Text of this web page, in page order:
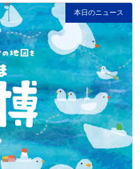
本日のニュース